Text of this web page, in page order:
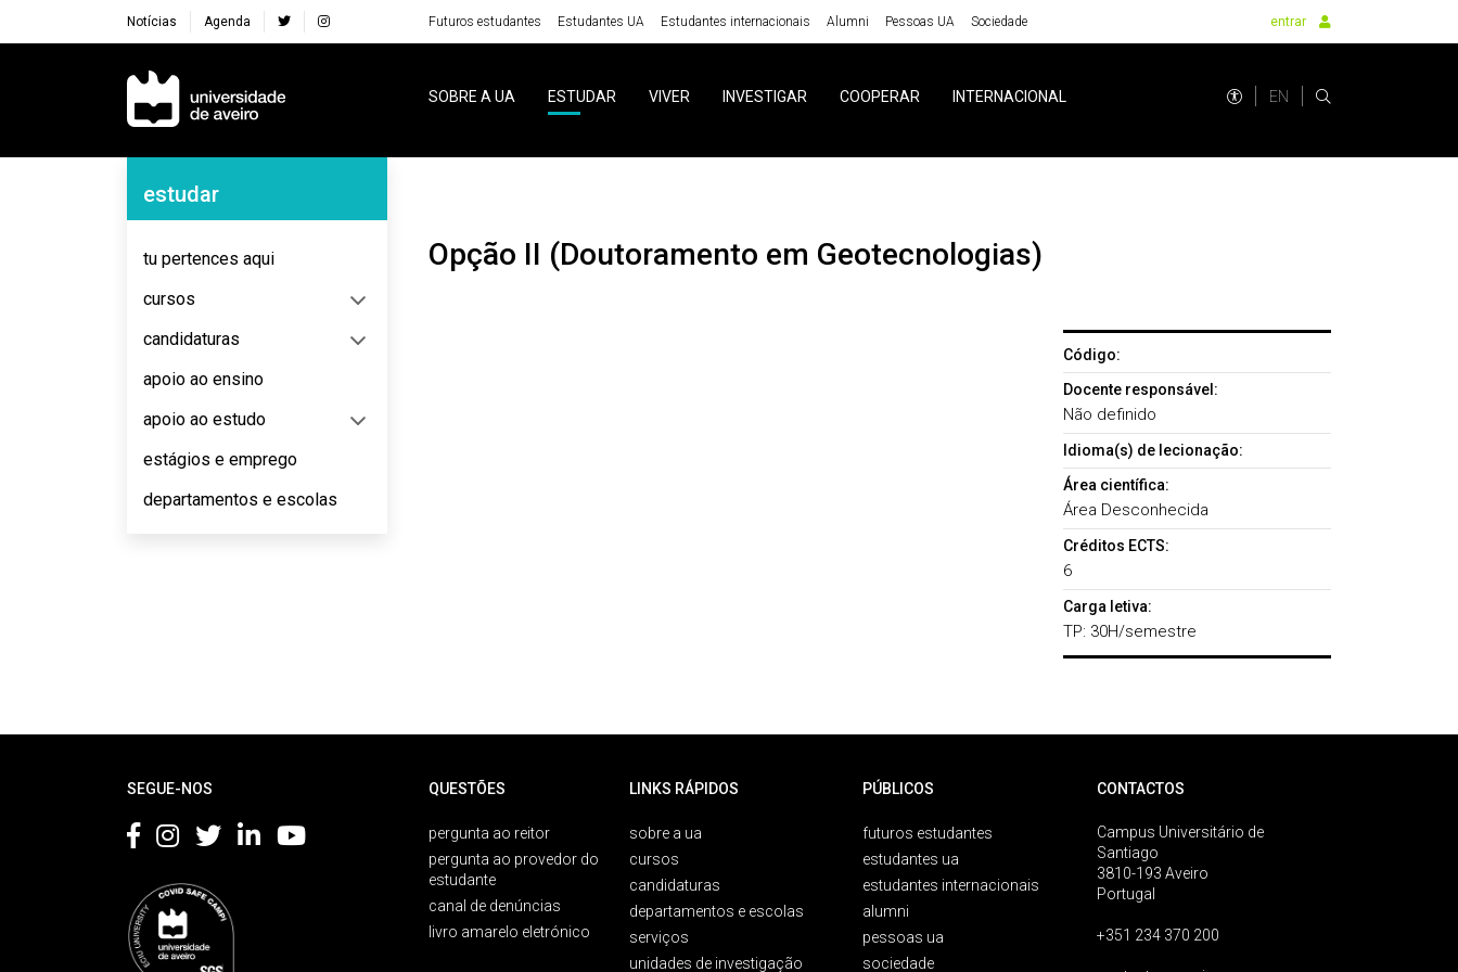
Notícias Agenda Futuros estudantes Estudantes UA Estudantes internacionais Alumni Pessoas UA Sociedade entrar
Navegação Principal
SOBRE A UA ESTUDAR VIVER INVESTIGAR COOPERAR INTERNACIONAL EN
Navegação Lateral
estudar
tu pertences aqui
cursos
candidaturas
apoio ao ensino
apoio ao estudo
estágios e emprego
departamentos e escolas
Opção II (Doutoramento em Geotecnologias)
Código:
Docente responsável:
Não definido
Idioma(s) de lecionação:
Área científica:
Área Desconhecida
Créditos ECTS:
6
Carga letiva:
TP: 30H/semestre
SEGUE-NOS QUESTÕES
pergunta ao reitor
pergunta ao provedor do
estudante
canal de denúncias
livro amarelo eletrónico
LINKS RÁPIDOS
sobre a ua
cursos
candidaturas
departamentos e escolas
serviços
unidades de investigação
PÚBLICOS
futuros estudantes
estudantes ua
estudantes internacionais
alumni
pessoas ua
sociedade
CONTACTOS
Campus Universitário de
Santiago
3810-193 Aveiro
Portugal
+351 234 370 200